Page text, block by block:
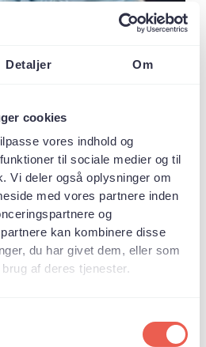
Detaljer Om
cookies
vores indhold og
til sociale medier og til
Vi deler også oplysninger om
med vores partnere inden
og
kan kombinere disse
du har givet dem, eller som
af deres tjenester.
ud på køkkenbordet.
grader ved almindelig
i kog – når det lige
det tages af varmen igen
helt af
og mål den op – der skal
og sukker lækkert og
et ad gangen og pisk